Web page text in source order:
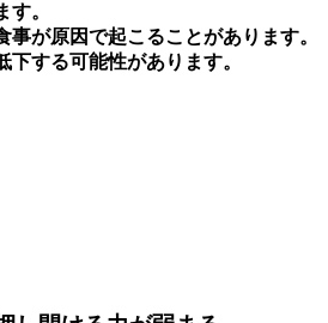
。
が原因で起こることがあります。
する可能性があります。